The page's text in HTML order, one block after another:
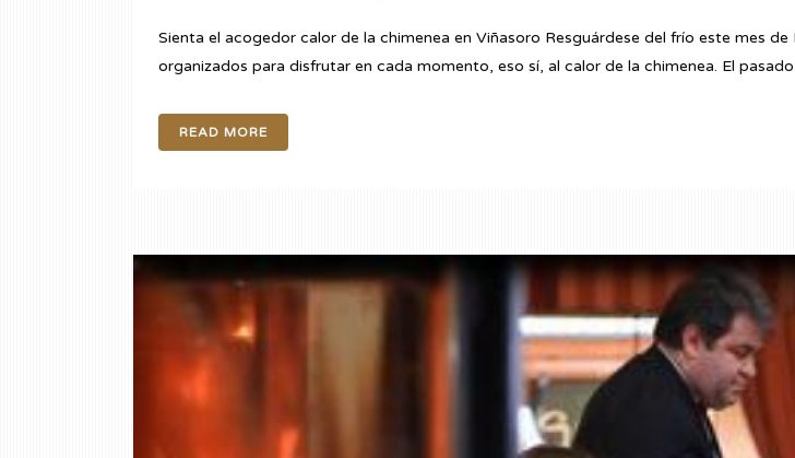
Sienta el acogedor calor de la chimenea en Viñasoro Resguárdese del frío este mes
organizados para disfrutar en cada momento, eso sí, al calor de la chimenea. El
READ MORE